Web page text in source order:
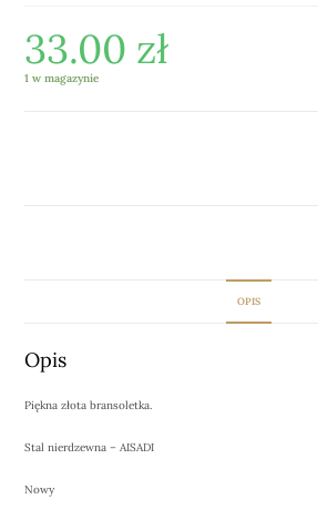
33.00 zł
1 w magazynie
OPIS
Opis
Piękna złota bransoletka.
Stal nierdzewna – AISADI
Nowy